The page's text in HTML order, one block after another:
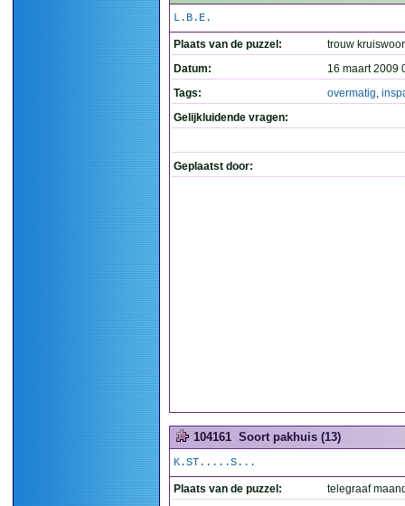
L.B.E.
Plaats van de puzzel:
trouw
Datum:
16 maart 2009
Tags:
overmatig,
Gelijkluidende vragen:
Geplaatst door:
104161 Soort pakhuis (13)
K.ST.....S...
Plaats van de puzzel:
telegraaf